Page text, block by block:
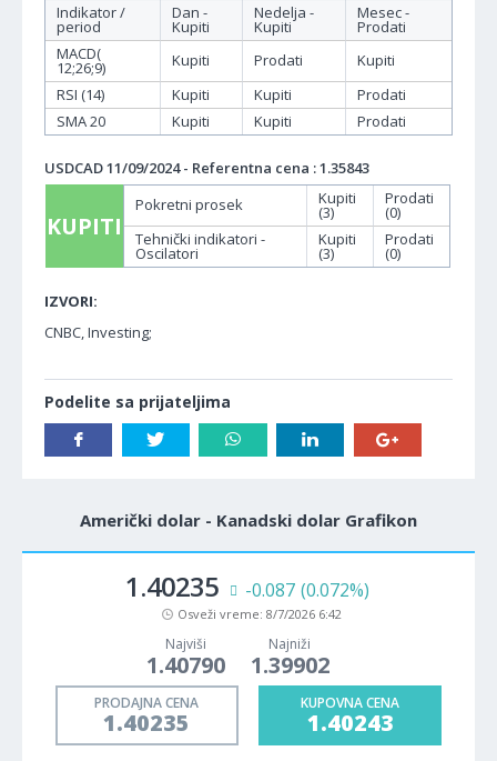
Indikator /
period
Dan -
Kupiti
Nedelja -
Kupiti
Mesec -
Prodati
MACD(
12;26;9) Kupiti Prodati
Kupiti
RSI (14)
Kupiti Kupiti
Prodati
SMA 20
Kupiti Kupiti Prodati
USDCAD 11/09/2024 - Referentna cena : 1.35843
KUPITI
Pokretni prosek Kupiti
(3)
Prodati
(0)
Tehnički indikatori -
Oscilatori
Kupiti
(3)
Prodati
(0)
IZVORI:
CNBC, Investing;
Podelite sa prijateljima
Američki dolar - Kanadski dolar Grafikon
1.40235 -0.087 (0.072%)
Osveži vreme: 8/7/2026 6:42
Najviši
1.40790
Najniži
1.39902
PRODAJNA CENA
1.40235
KUPOVNA CENA
1.40243